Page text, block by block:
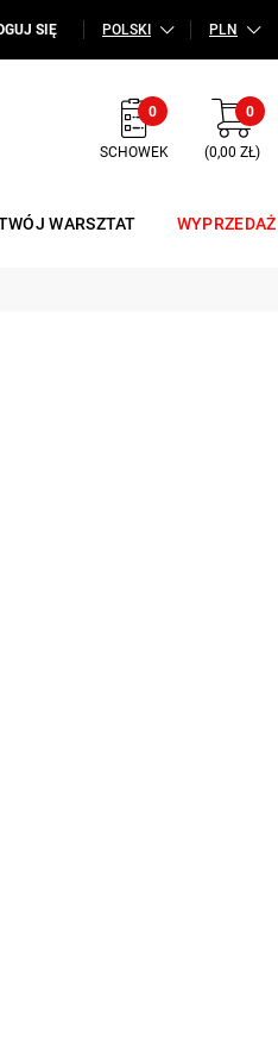
SIĘ POLSKI PLN
0
SCHOWEK
0
(0,00 ZŁ)
WARSZTAT WYPRZEDAŻ